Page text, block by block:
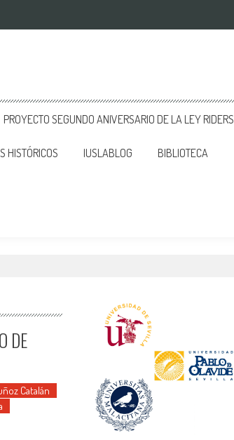
PROYECTO SEGUNDO ANIVERSARIO DE LA LEY RIDERS
HISTÓRICOS IUSLABLOG BIBLIOTECA
DE
Catalán